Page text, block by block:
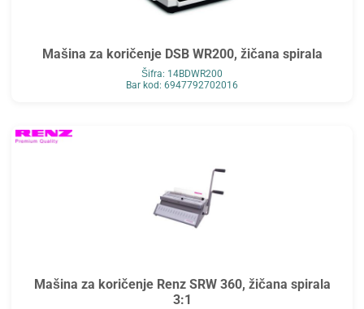
Mašina za koričenje DSB WR200, žičana spirala
Šifra: 14BDWR200
Bar kod: 6947792702016
Mašina za koričenje Renz SRW 360, žičana spirala
3:1